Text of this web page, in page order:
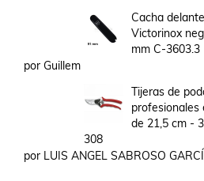
Cacha
Victorinox
mm C-3603.3
por Guillem
Tijeras de
profesionales
de 21,5 cm -
308
por LUIS ANGEL SABROSO